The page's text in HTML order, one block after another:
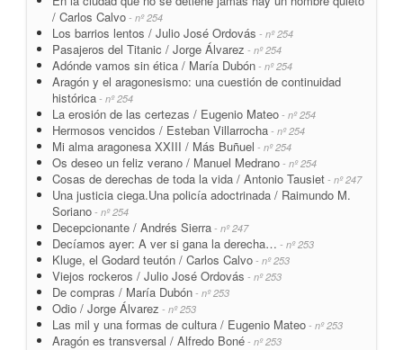
/ Carlos Calvo - nº 254
Los barrios lentos / Julio José Ordovás - nº 254
Pasajeros del Titanic / Jorge Álvarez - nº 254
Adónde vamos sin ética / María Dubón - nº 254
Aragón y el aragonesismo: una cuestión de continuidad
histórica - nº 254
La erosión de las certezas / Eugenio Mateo - nº 254
Hermosos vencidos / Esteban Villarrocha - nº 254
Mi alma aragonesa XXIII / Más Buñuel - nº 254
Os deseo un feliz verano / Manuel Medrano - nº 254
Cosas de derechas de toda la vida / Antonio Tausiet - nº 247
Una justicia ciega.Una policía adoctrinada / Raimundo M.
Soriano - nº 254
Decepcionante / Andrés Sierra - nº 247
Decíamos ayer: A ver si gana la derecha… - nº 253
Kluge, el Godard teutón / Carlos Calvo - nº 253
Viejos rockeros / Julio José Ordovás - nº 253
De compras / María Dubón - nº 253
Odio / Jorge Álvarez - nº 253
Las mil y una formas de cultura / Eugenio Mateo - nº 253
Aragón es transversal / Alfredo Boné - nº 253